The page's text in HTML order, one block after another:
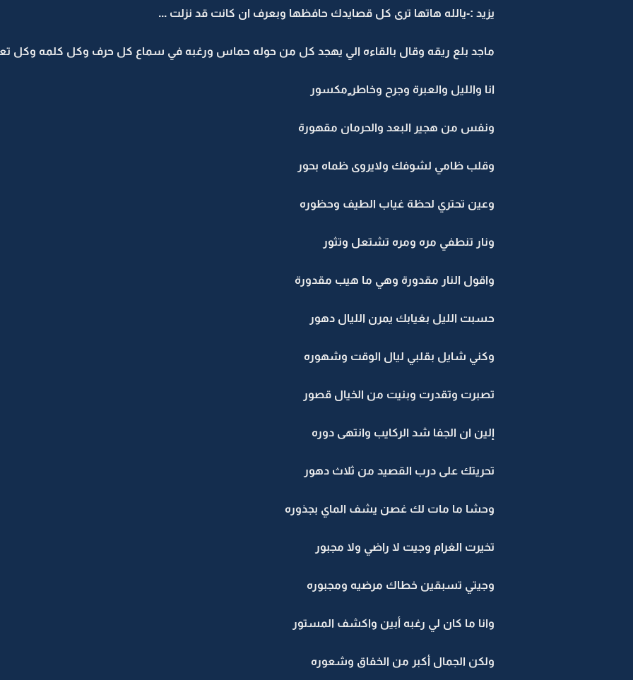
يزيد :-يالله هاتها ترى كل قصايدك حافظها وبعرف ان كانت قد نزلت ...
ماجد بلع ريقه وقال بالقاءه الي يهجد كل من حوله حماس ورغبه في سماع كل حرف وكل كلمه وكل
انا والليل والعبرة وجرح وخاطر ٍمكسور
ونفس من هجير البعد والحرمان مقهورة
وقلب ظامي لشوفك ولايروى ظماه بحور
وعين تحتري لحظة غياب الطيف وحظوره
ونار تنطفي مره ومره تشتعل وتثور
واقول النار مقدورة وهي ما هيب مقدورة
حسبت الليل بغيابك يمرن الليال دهور
وكني شايل بقلبي ليال الوقت وشهوره
تصبرت وتقدرت وبنيت من الخيال قصور
إلين ان الجفا شد الركايب وانتهى دوره
تحريتك على درب القصيد من ثلاث دهور
وحشا ما مات لك غصن يشف الماي بجذوره
تخيرت الغرام وجيت لا راضي ولا مجبور
وجيتي تسبقين خطاك مرضيه ومجبوره
وانا ما كان لي رغبه أبين واكشف المستور
ولكن الجمال أكبر من الخفاق وشعوره